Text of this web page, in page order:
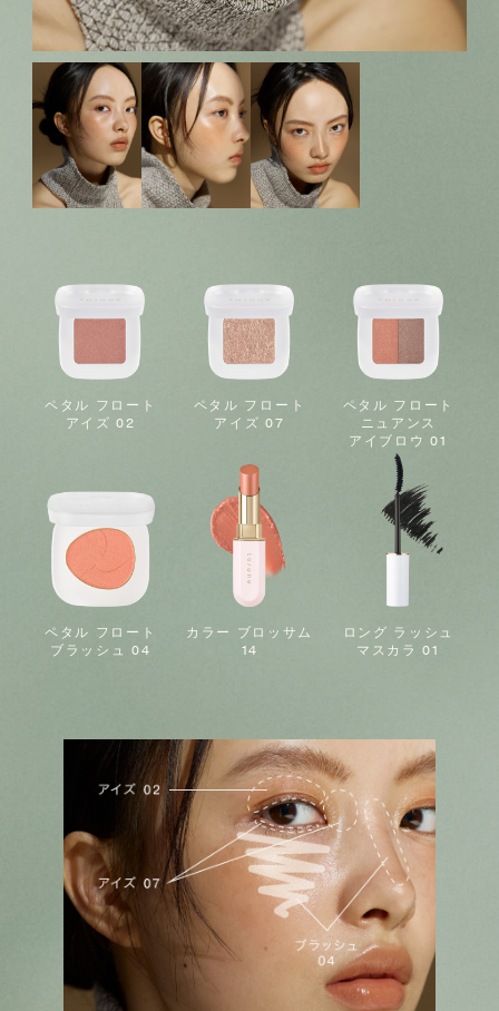
ペタル フロート
アイズ 02
ペタル フロート
アイズ 07
ペタル フロート
ニュアンス
アイブロウ 01
ペタル フロート
ブラッシュ 04
カラー ブロッサム
14
ロング ラッシュ
マスカラ 01